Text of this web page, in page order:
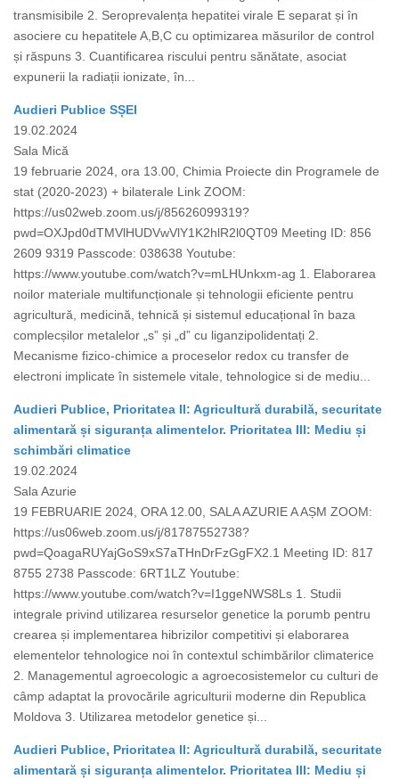
transmisibile 2. Seroprevalența hepatitei virale E separat și în
asociere cu hepatitele A,B,C cu optimizarea măsurilor de control
și răspuns 3. Cuantificarea riscului pentru sănătate, asociat
expunerii la radiații ionizate, în...
Audieri Publice SȘEI
19.02.2024
Sala Mică
19 februarie 2024, ora 13.00, Chimia Proiecte din Programele de
stat (2020-2023) + bilaterale Link ZOOM:
https://us02web.zoom.us/j/85626099319?
pwd=OXJpd0dTMVlHUDVwVlY1K2hlR2l0QT09 Meeting ID: 856
2609 9319 Passcode: 038638 Youtube:
https://www.youtube.com/watch?v=mLHUnkxm-ag 1. Elaborarea
noilor materiale multifuncționale și tehnologii eficiente pentru
agricultură, medicină, tehnică și sistemul educațional în baza
complecșilor metalelor „s” și „d” cu liganzipolidentați 2.
Mecanisme fizico-chimice a proceselor redox cu transfer de
electroni implicate în sistemele vitale, tehnologice si de mediu...
Audieri Publice, Prioritatea II: Agricultură durabilă, securitate
alimentară și siguranța alimentelor. Prioritatea III: Mediu și
schimbări climatice
19.02.2024
Sala Azurie
19 FEBRUARIE 2024, ORA 12.00, SALA AZURIE A AȘM ZOOM:
https://us06web.zoom.us/j/81787552738?
pwd=QoagaRUYajGoS9xS7aTHnDrFzGgFX2.1 Meeting ID: 817
8755 2738 Passcode: 6RT1LZ Youtube:
https://www.youtube.com/watch?v=I1ggeNWS8Ls 1. Studii
integrale privind utilizarea resurselor genetice la porumb pentru
crearea și implementarea hibrizilor competitivi și elaborarea
elementelor tehnologice noi în contextul schimbărilor climaterice
2. Managementul agroecologic a agroecosistemelor cu culturi de
câmp adaptat la provocările agriculturii moderne din Republica
Moldova 3. Utilizarea metodelor genetice și...
Audieri Publice, Prioritatea II: Agricultură durabilă, securitate
alimentară și siguranța alimentelor. Prioritatea III: Mediu și